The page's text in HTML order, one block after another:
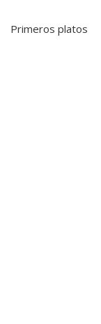
Primeros platos